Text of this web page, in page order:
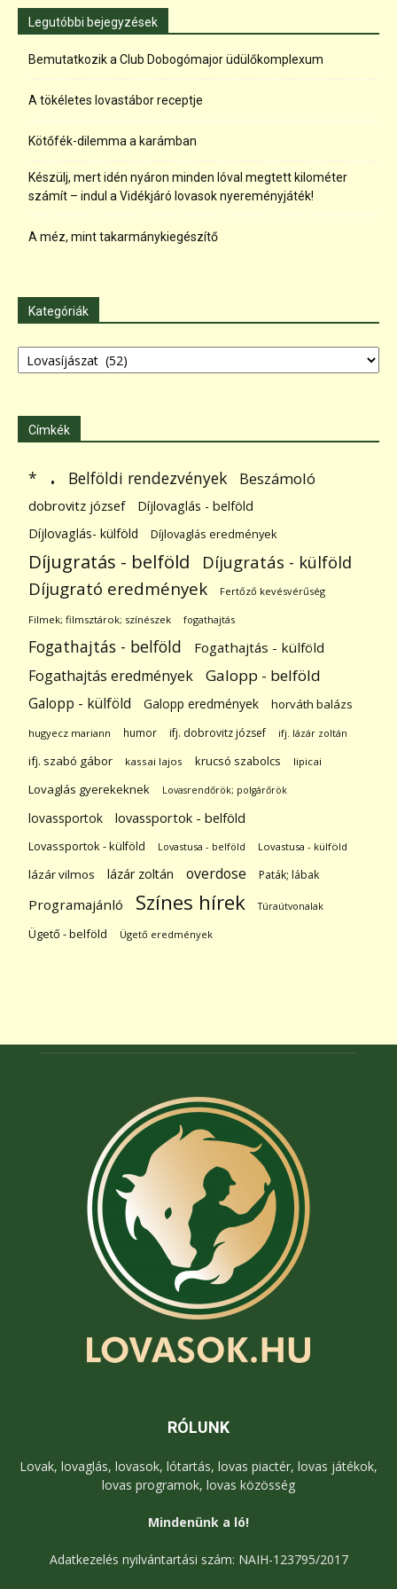
Legutóbbi bejegyzések
Bemutatkozik a Club Dobogómajor üdülőkomplexum
A tökéletes lovastábor receptje
Kötőfék-dilemma a karámban
Készülj, mert idén nyáron minden lóval megtett kilométer
számít – indul a Vidékjáró lovasok nyereményjáték!
A méz, mint takarmánykiegészítő
Kategóriák
Kategóriák
Címkék
* . Belföldi rendezvények Beszámoló
dobrovitz józsef
Díjlovaglás - belföld
Díjlovaglás- külföld
Díjlovaglás eredmények
Díjugratás - belföld Díjugratás - külföld
Díjugrató eredmények Fertőző kevésvérűség
Filmek; filmsztárok; színészek fogathajtás
Fogathajtás - belföld Fogathajtás - külföld
Fogathajtás eredmények Galopp - belföld
Galopp - külföld Galopp eredmények horváth balázs
hugyecz mariann humor ifj. dobrovitz józsef ifj. lázár zoltán
ifj. szabó gábor kassai lajos krucsó szabolcs lipicai
Lovaglás gyerekeknek Lovasrendőrök; polgárőrök
lovassportok lovassportok - belföld
Lovassportok - külföld Lovastusa - belföld Lovastusa - külföld
lázár vilmos lázár zoltán overdose Paták; lábak
Programajánló Színes hírek Túraútvonalak
Ügető - belföld Ügető eredmények
RÓLUNK
Lovak, lovaglás, lovasok, lótartás, lovas piactér, lovas játékok,
lovas programok, lovas közösség
Mindenünk a ló!
Adatkezelés nyilvántartási szám: NAIH-123795/2017